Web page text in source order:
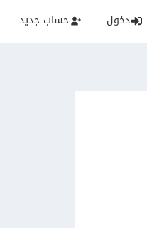
دخول حساب جديد